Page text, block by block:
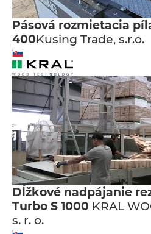
Pásová rozmietacia
400Kusing Trade, s.r.o.
Dĺžkové nadpájanie
Turbo S 1000 KRAL
s. r. o.